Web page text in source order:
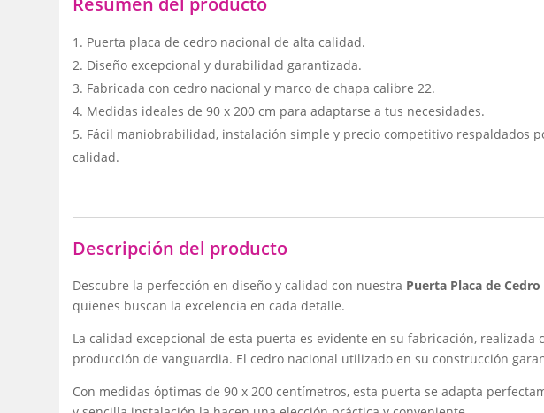
Puerta placa de cedro nacional de alta calidad.
Diseño excepcional y durabilidad garantizada.
Fabricada con cedro nacional y marco de chapa calibre 22.
Medidas ideales de 90 x 200 cm para adaptarse a tus necesidades.
Fácil maniobrabilidad, instalación simple y precio competitivo respaldados
calidad.
Descripción del producto
Descubre la perfección en diseño y calidad con nuestra Puerta Placa de
quienes buscan la excelencia en cada detalle.
La calidad excepcional de esta puerta es evidente en su fabricación,
producción de vanguardia. El cedro nacional utilizado en su construcción
Con medidas óptimas de 90 x 200 centímetros, esta puerta se adapta